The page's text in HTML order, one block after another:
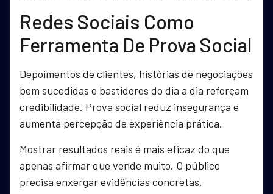
Redes Sociais Como
Ferramenta De Prova Social
Depoimentos de clientes, histórias de negociações
bem sucedidas e bastidores do dia a dia reforçam
credibilidade. Prova social reduz insegurança e
aumenta percepção de experiência prática.
Mostrar resultados reais é mais eficaz do que
apenas afirmar que vende muito. O público
precisa enxergar evidências concretas.